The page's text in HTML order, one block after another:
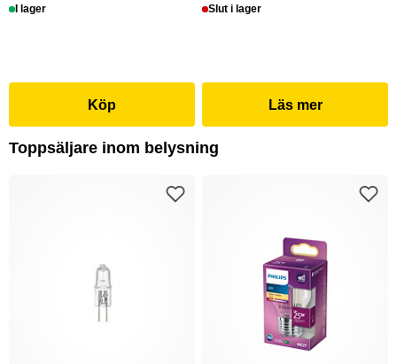
I lager
Köp
Slut i lager
Läs mer
Toppsäljare inom belysning